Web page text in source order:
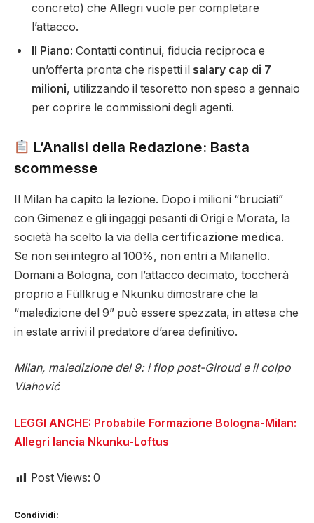
concreto) che Allegri vuole per completare
l’attacco.
Il Piano: Contatti continui, fiducia reciproca e
un’offerta pronta che rispetti il salary cap di 7
milioni, utilizzando il tesoretto non speso a gennaio
per coprire le commissioni degli agenti.
L’Analisi della Redazione: Basta
scommesse
Il Milan ha capito la lezione. Dopo i milioni “bruciati”
con Gimenez e gli ingaggi pesanti di Origi e Morata, la
società ha scelto la via della certificazione medica.
Se non sei integro al 100%, non entri a Milanello.
Domani a Bologna, con l’attacco decimato, toccherà
proprio a Füllkrug e Nkunku dimostrare che la
“maledizione del 9” può essere spezzata, in attesa che
in estate arrivi il predatore d’area definitivo.
Milan, maledizione del 9: i flop post-Giroud e il colpo
Vlahović
LEGGI ANCHE: Probabile Formazione Bologna-Milan:
Allegri lancia Nkunku-Loftus
Post Views: 0
Condividi: